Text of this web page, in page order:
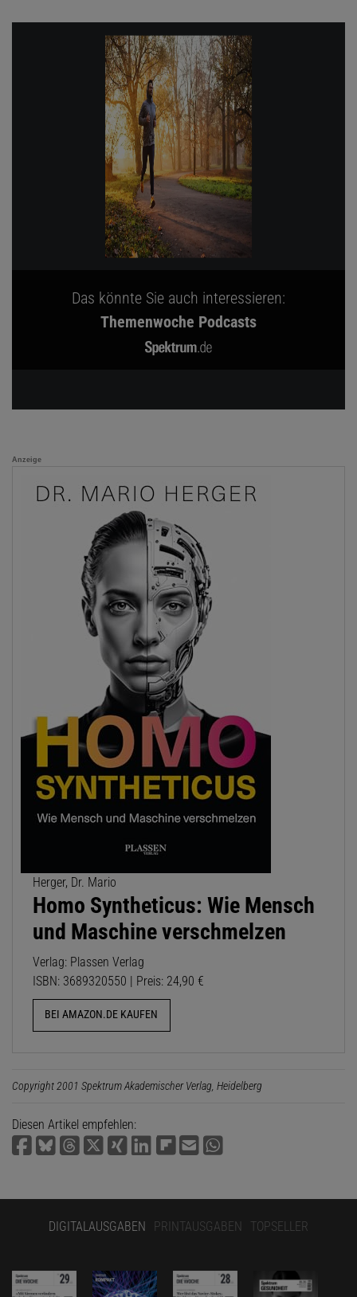
Das könnte Sie auch interessieren:
Themenwoche Podcasts
Anzeige
Herger, Dr. Mario
Homo Syntheticus: Wie Mensch
und Maschine verschmelzen
Verlag: Plassen Verlag
ISBN: 3689320550 | Preis: 24,90 €
BEI AMAZON.DE KAUFEN
Copyright 2001 Spektrum Akademischer Verlag, Heidelberg
Diesen Artikel empfehlen:
DIGITALAUSGABEN PRINTAUSGABEN TOPSELLER